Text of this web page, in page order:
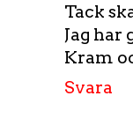
Tack
Jag
Kram
Svara